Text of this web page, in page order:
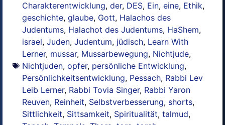
Charakterentwicklung, der, DES, Ein, eine, Ethik,
geschichte, glaube, Gott, Halachos des
Judentums, Halachot des Judentums, HaShem,
israel, Juden, Judentum, jüdisch, Learn With
Lerner, mussar, Mussarbewegung, Nichtjude,
Nichtjuden, opfer, persönliche Entwicklung,
Persönlichkeitsentwicklung, Pessach, Rabbi Lev
Leib Lerner, Rabbi Tovia Singer, Rabbi Yaron
Reuven, Reinheit, Selbstverbesserung, shorts,
Sittlichkeit, Sittsamkeit, Spiritualität, talmud,